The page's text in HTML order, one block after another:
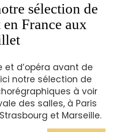
sélection de
France aux
et d’opéra avant de
notre sélection de
à voir
des salles, à Paris
et Marseille.